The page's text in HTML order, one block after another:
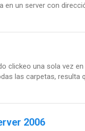
un server con
clickeo una sola vez
las carpetas, resulta
2006